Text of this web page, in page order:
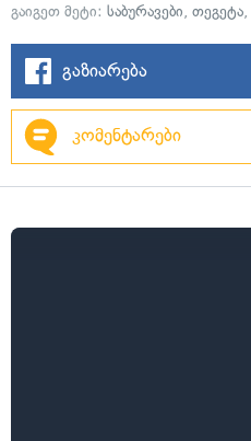
გაიგეთ მეტი: საბურავები, თეგეტა,
გაზიარება
კომენტარები